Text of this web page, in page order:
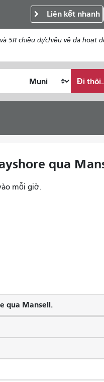
Liên kết nhanh
5R chiều đi/chiều về đã
Đi
qua
mỗi giờ.
qua Mansell.